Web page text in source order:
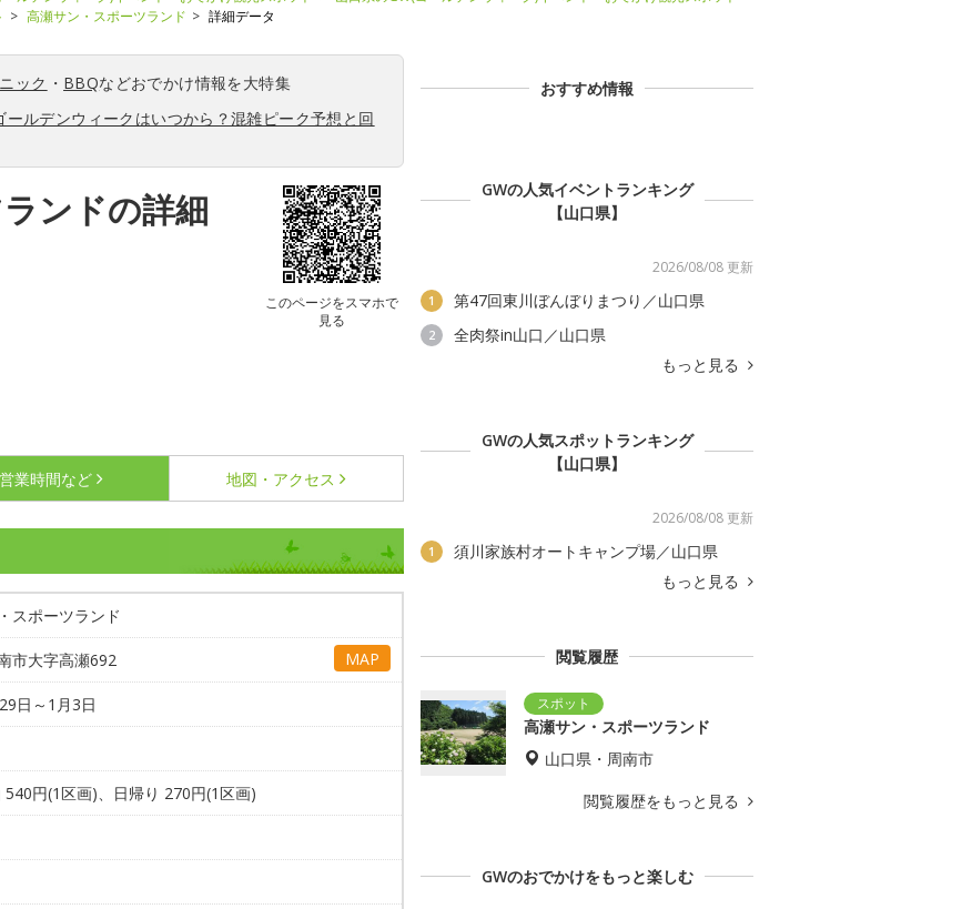
高瀬サン・スポーツランド 詳細データ
ック ・ BBQなどおでかけ情報を大特集
ールデンウィークはいつから？混雑ピーク予想と回
ンドの詳細
このページをスマホで
見る
営業時間など 地図・アクセス
スポーツランド
市大字高瀬692 MAP
日～1月3日
540円(1区画)、日帰り 270円(1区画)
おすすめ情報
GWの人気イベントランキング
【山口県】
2026/08/08 更新
1 第47回東川ぼんぼりまつり／山口県
2
全肉祭in山口／山口県
もっと見る
GWの人気スポットランキング
【山口県】
2026/08/08 更新
1
須川家族村オートキャンプ場／山口県
もっと見る
閲覧履歴
高瀬サン・スポーツランド
山口県・周南市
閲覧履歴をもっと見る
GWのおでかけをもっと楽しむ